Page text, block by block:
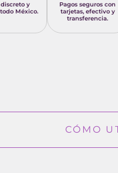
y
México.
Pagos seguros con
tarjetas, efectivo y
transferencia.
CÓMO